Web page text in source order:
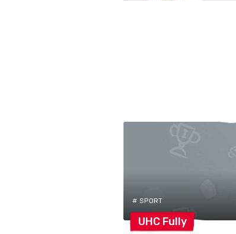
# SPORT
UHC Fully